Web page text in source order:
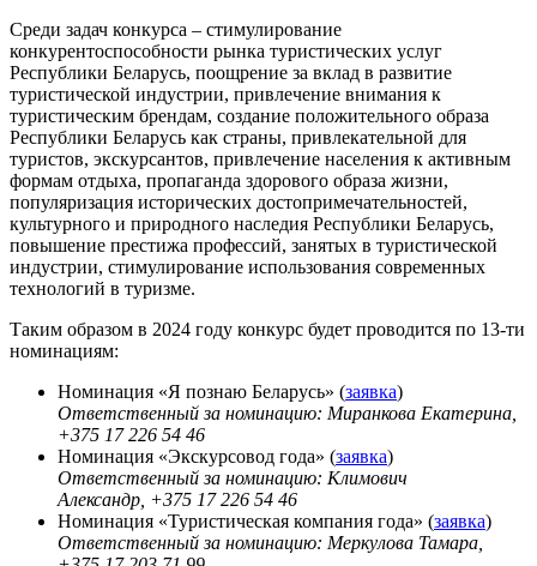
Среди задач конкурса – стимулирование
конкурентоспособности рынка туристических услуг
Республики Беларусь, поощрение за вклад в развитие
туристической индустрии, привлечение внимания к
туристическим брендам, создание положительного образа
Республики Беларусь как страны, привлекательной для
туристов, экскурсантов, привлечение населения к активным
формам отдыха, пропаганда здорового образа жизни,
популяризация исторических достопримечательностей,
культурного и природного наследия Республики Беларусь,
повышение престижа профессий, занятых в туристической
индустрии, стимулирование использования современных
технологий в туризме.
Таким образом в 2024 году конкурс будет проводится по 13-ти
номинациям:
Номинация «Я познаю Беларусь» (заявка)
Ответственный за номинацию: Миранкова Екатерина,
+375 17 226 54 46
Номинация «Экскурсовод года» (заявка)
Ответственный за номинацию: Климович
Александр, +375 17 226 54 46
Номинация «Туристическая компания года» (заявка)
Ответственный за номинацию: Меркулова Тамара,